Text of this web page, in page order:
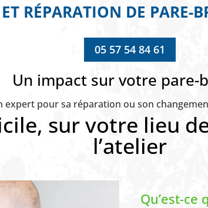
RÉPARATION DE PARE-
05 57 54 84 61
Un impact sur votre pare-
expert pour sa réparation ou son
sur votre lieu
l’atelier
Qu’est-